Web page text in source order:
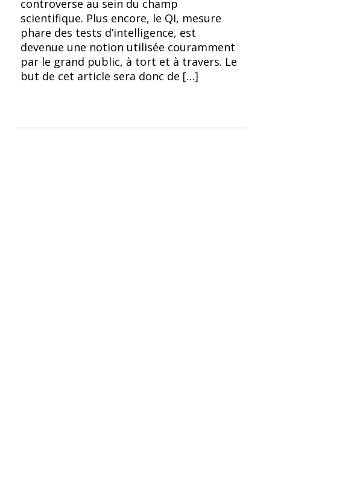
controverse au sein du champ
scientifique. Plus encore, le QI, mesure
phare des tests d’intelligence, est
devenue une notion utilisée couramment
par le grand public, à tort et à travers. Le
but de cet article sera donc de […]